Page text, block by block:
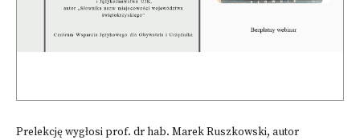
Prelekcję wygłosi prof. dr hab. Marek Ruszkowski, autor